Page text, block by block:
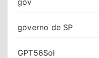
governo de SP
GPT56Sol